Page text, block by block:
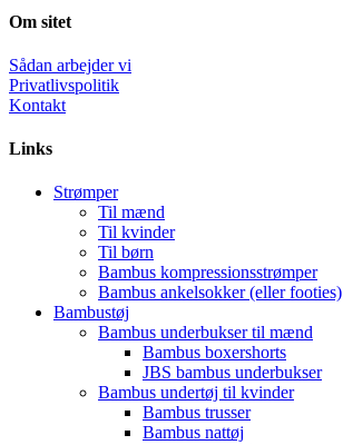
Om sitet
Sådan arbejder vi
Privatlivspolitik
Kontakt
Links
Strømper
Til mænd
Til kvinder
Til børn
Bambus kompressionsstrømper
Bambus ankelsokker (eller footies)
Bambustøj
Bambus underbukser til mænd
Bambus boxershorts
JBS bambus underbukser
Bambus undertøj til kvinder
Bambus trusser
Bambus nattøj